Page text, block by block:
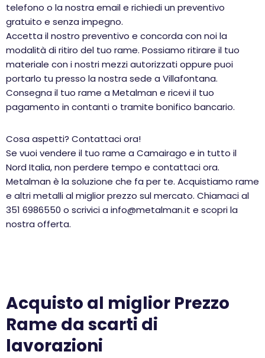
telefono o la nostra email e richiedi un preventivo
gratuito e senza impegno.
Accetta il nostro preventivo e concorda con noi la
modalità di ritiro del tuo rame. Possiamo ritirare il tuo
materiale con i nostri mezzi autorizzati oppure puoi
portarlo tu presso la nostra sede a Villafontana.
Consegna il tuo rame a Metalman e ricevi il tuo
pagamento in contanti o tramite bonifico bancario.
Cosa aspetti? Contattaci ora!
Se vuoi vendere il tuo rame a Camairago e in tutto il
Nord Italia, non perdere tempo e contattaci ora.
Metalman è la soluzione che fa per te. Acquistiamo rame
e altri metalli al miglior prezzo sul mercato. Chiamaci al
351 6986550 o scrivici a info@metalman.it e scopri la
nostra offerta.
Acquisto al miglior Prezzo
Rame da scarti di
lavorazioni